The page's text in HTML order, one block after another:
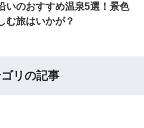
いのおすすめ温泉5選！景色
む旅はいかが？
リの記事